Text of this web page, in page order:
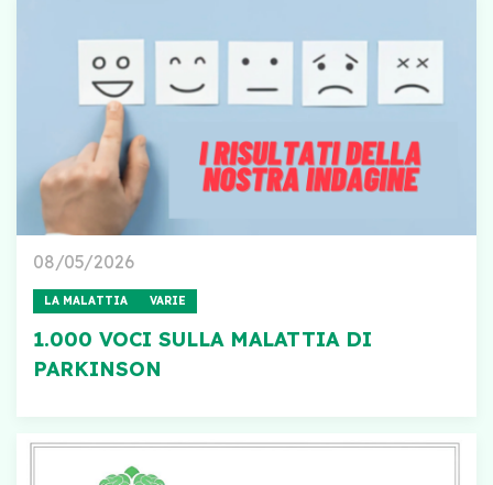
08/05/2026
LA MALATTIA VARIE
1.000 VOCI SULLA MALATTIA DI
PARKINSON